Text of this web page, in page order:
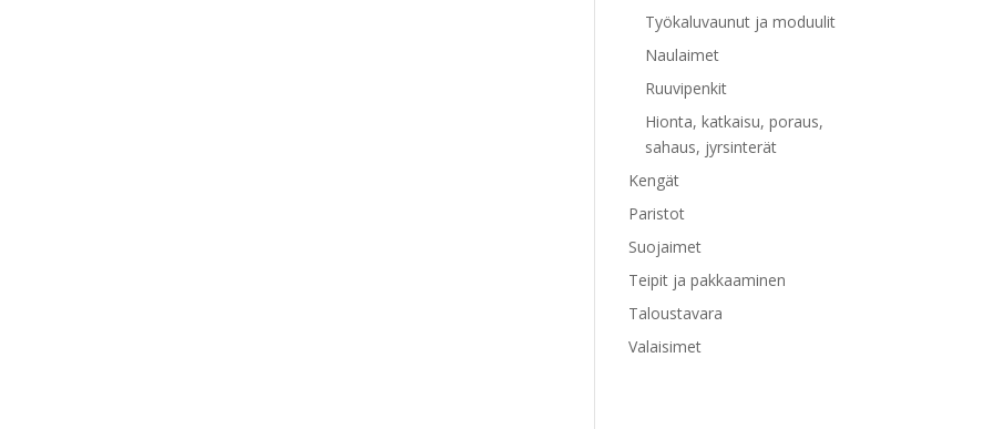
Työkaluvaunut ja moduulit
Naulaimet
Ruuvipenkit
Hionta, katkaisu, poraus,
sahaus, jyrsinterät
Kengät
Paristot
Suojaimet
Teipit ja pakkaaminen
Taloustavara
Valaisimet